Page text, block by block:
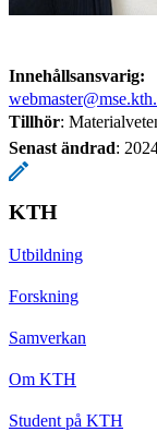
Innehållsansvarig:
Tillhör:
Senast ändrad:
KTH
Utbildning
Forskning
Samverkan
Om KTH
Student på KTH